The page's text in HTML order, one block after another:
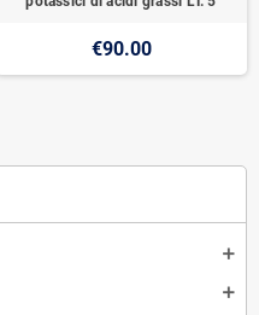
€90.00